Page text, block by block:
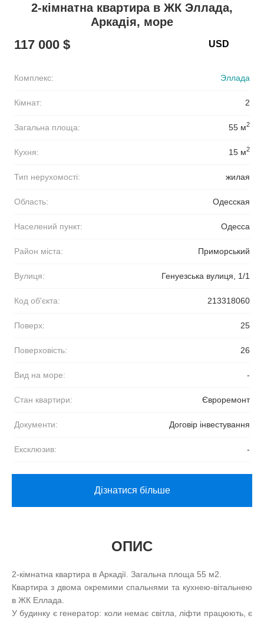
2-кімнатна квартира в ЖК Эллада,
Аркадія, море
117 000 $
Комплекс: Эллада
Кімнат: 2
Загальна площа: 55 м2
Кухня: 15 м2
Тип нерухомості: жилая
Область: Одесская
Населений пункт: Одесса
Район міста: Приморський
Вулиця: Генуезська вулиця, 1/1
Код об'єкта: 213318060
Поверх: 25
Поверховість: 26
Вид на море: -
Стан квартири: Євроремонт
Документи: Договір інвестування
Ексклюзив: -
Дізнатися більше
ОПИС
2-кімнатна квартира в Аркадії. Загальна площа 55 м2.
Квартира з двома окремими спальнями та кухнею-вітальнею
в ЖК Еллада.
У будинку є генератор: коли немає світла, ліфти працюють, є